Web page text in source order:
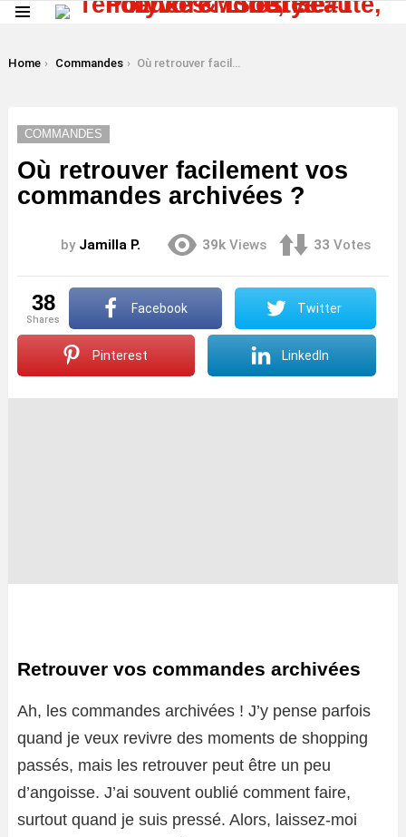
You are here:
Home Commandes Où retrouver facilement vos commandes archivées ?
COMMANDES
Où retrouver facilement vos
commandes archivées ?
by Jamilla P. 39k Views 33 Votes
38
shares
Facebook Twitter
Pinterest LinkedIn
Retrouver vos commandes archivées
Ah, les commandes archivées ! J’y pense parfois
quand je veux revivre des moments de shopping
passés, mais les retrouver peut être un peu
d’angoisse. J’ai souvent oublié comment faire,
surtout quand je suis pressé. Alors, laissez-moi